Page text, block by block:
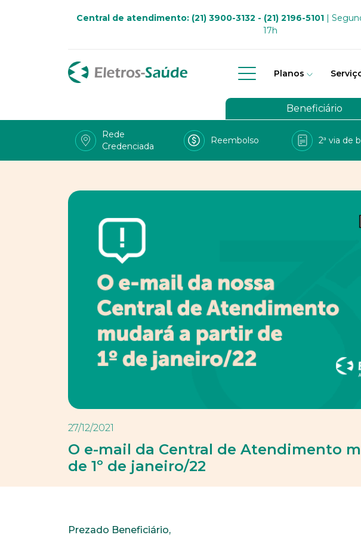
Central de atendimento: (21) 3900-3132 - (21) 2196-5101|
17h
Planos
Quem somos
Governança
Viva Bem
Beneficiário
Rede
Credenciada
Reembolso 2ª via de
27/12/2021
O e-mail da Central de Atendimento
de 1º de janeiro/22
Prezado Beneficiário,